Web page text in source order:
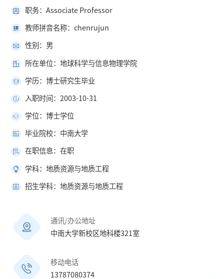
职务：Associate Professor
教师拼音名称：chenrujun
性别：男
所在单位：地球科学与信息物理学院
学历：博士研究生毕业
入职时间：2003-10-31
学位：博士学位
毕业院校：中南大学
在职信息：在职
学科：地质资源与地质工程
招生学科：地质资源与地质工程
通讯/办公地址
中南大学新校区地科楼321室
移动电话
13787080374